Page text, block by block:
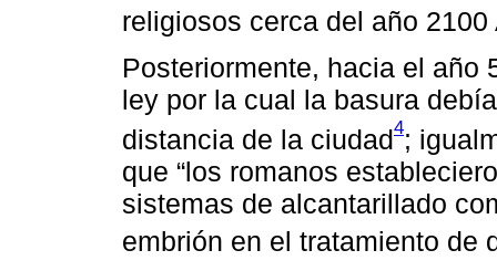
religiosos cerca del año 2100
Posteriormente, hacia el año
ley por la cual la basura
distancia de la ciudad4;
que “los romanos
sistemas de alcantarillado
embrión en el tratamiento de